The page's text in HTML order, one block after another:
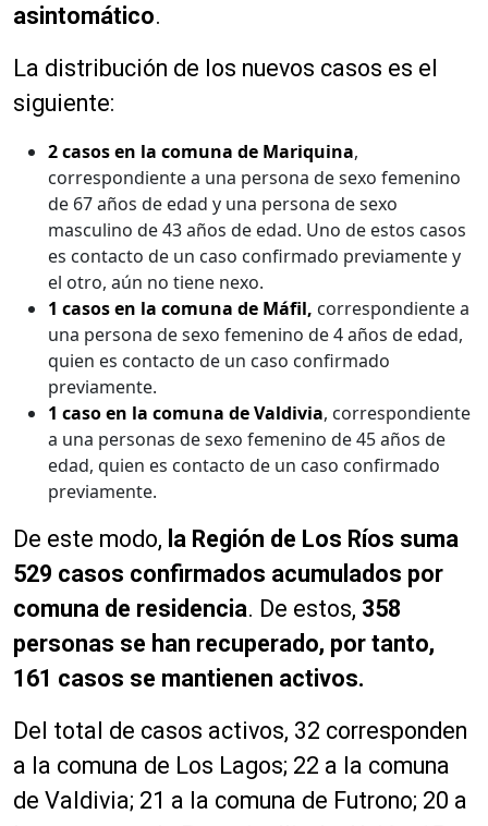
asintomático.
La distribución de los nuevos casos es el
siguiente:
2 casos en la comuna de Mariquina,
correspondiente a una persona de sexo femenino
de 67 años de edad y una persona de sexo
masculino de 43 años de edad. Uno de estos casos
es contacto de un caso confirmado previamente y
el otro, aún no tiene nexo.
1 casos en la comuna de Máfil, correspondiente a
una persona de sexo femenino de 4 años de edad,
quien es contacto de un caso confirmado
previamente.
1 caso en la comuna de Valdivia, correspondiente
a una personas de sexo femenino de 45 años de
edad, quien es contacto de un caso confirmado
previamente.
De este modo, la Región de Los Ríos suma
529 casos confirmados acumulados por
comuna de residencia. De estos, 358
personas se han recuperado, por tanto,
161 casos se mantienen activos.
Del total de casos activos, 32 corresponden
a la comuna de Los Lagos; 22 a la comuna
de Valdivia; 21 a la comuna de Futrono; 20 a